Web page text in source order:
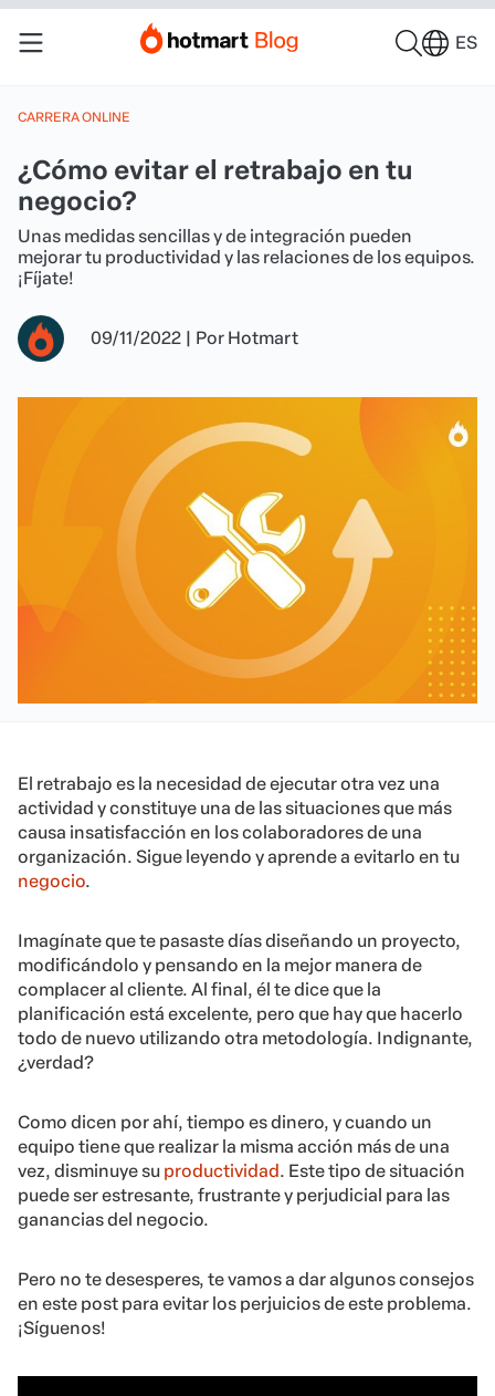
ES
CARRERA ONLINE
¿Cómo evitar el retrabajo en tu
negocio?
Unas medidas sencillas y de integración pueden
mejorar tu productividad y las relaciones de los equipos.
¡Fíjate!
09/11/2022 | Por Hotmart
El retrabajo es la necesidad de ejecutar otra vez una
actividad y constituye una de las situaciones que más
causa insatisfacción en los colaboradores de una
organización. Sigue leyendo y aprende a evitarlo en tu
negocio.
Imagínate que te pasaste días diseñando un proyecto,
modificándolo y pensando en la mejor manera de
complacer al cliente. Al final, él te dice que la
planificación está excelente, pero que hay que hacerlo
todo de nuevo utilizando otra metodología. Indignante,
¿verdad?
Como dicen por ahí, tiempo es dinero, y cuando un
equipo tiene que realizar la misma acción más de una
vez, disminuye su productividad. Este tipo de situación
puede ser estresante, frustrante y perjudicial para las
ganancias del negocio.
Pero no te desesperes, te vamos a dar algunos consejos
en este post para evitar los perjuicios de este problema.
¡Síguenos!